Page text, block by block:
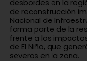
desbordes en la
de reconstrucción
Nacional de
forma parte de la
frente a los
de El Niño, que
severos en la zona.